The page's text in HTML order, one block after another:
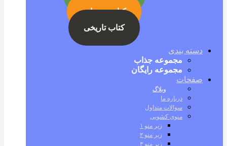
کتاب رمز ارز
کتاب تاریخی
دسته بندی
مجموعه جذاب
مجموعه رایگان
صفحات
وبلاگ
درباره ما
سوالات متداول
منوی کشویی
زیر منو ۱
زیر منو ۲
زیر منو ۳